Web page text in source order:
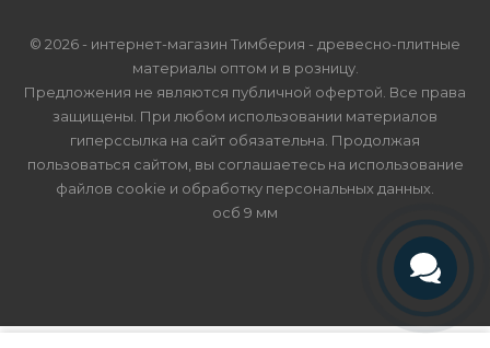
© 2026 - интернет-магазин Тимберия - древесно-плитные
материалы оптом и в розницу.
Предложения не являются публичной офертой. Все права
защищены. При любом использовании материалов
гиперссылка на сайт обязательна. Продолжая
пользоваться сайтом, вы соглашаетесь на использование
файлов cookie и обработку персональных данных
осб 9 мм